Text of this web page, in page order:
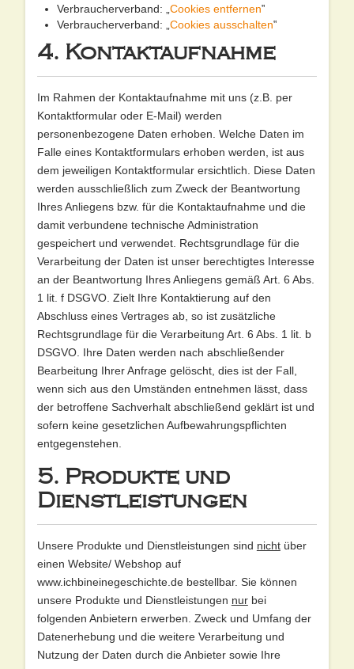
Verbraucherverband: „ Cookies entfernen‟
Verbraucherverband: „ Cookies ausschalten‟
4. Kontaktaufnahme
Im Rahmen der Kontaktaufnahme mit uns (z.B. per
Kontaktformular oder E-Mail) werden
personenbezogene Daten erhoben. Welche Daten im
Falle eines Kontaktformulars erhoben werden, ist aus
dem jeweiligen Kontaktformular ersichtlich. Diese Daten
werden ausschließlich zum Zweck der Beantwortung
Ihres Anliegens bzw. für die Kontaktaufnahme und die
damit verbundene technische Administration
gespeichert und verwendet. Rechtsgrundlage für die
Verarbeitung der Daten ist unser berechtigtes Interesse
an der Beantwortung Ihres Anliegens gemäß Art. 6 Abs.
1 lit. f DSGVO. Zielt Ihre Kontaktierung auf den
Abschluss eines Vertrages ab, so ist zusätzliche
Rechtsgrundlage für die Verarbeitung Art. 6 Abs. 1 lit. b
DSGVO. Ihre Daten werden nach abschließender
Bearbeitung Ihrer Anfrage gelöscht, dies ist der Fall,
wenn sich aus den Umständen entnehmen lässt, dass
der betroffene Sachverhalt abschließend geklärt ist und
sofern keine gesetzlichen Aufbewahrungspflichten
entgegenstehen.
5. Produkte und
Dienstleistungen
Unsere Produkte und Dienstleistungen sind nichtüber
einen Website/ Webshop auf
www.ichbineinegeschichte.de bestellbar. Sie können
unsere Produkte und Dienstleistungen nurbei
folgenden Anbietern erwerben. Zweck und Umfang der
Datenerhebung und die weitere Verarbeitung und
Nutzung der Daten durch die Anbieter sowie Ihre